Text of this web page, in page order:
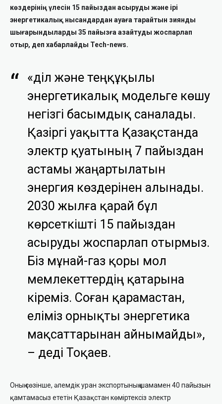
көздерінің үлесін 15 пайыздан асыруды және ірі
энергетикалық нысандардан ауаға тарайтын зиянды
шығарындыларды 35 пайызға азайтуды жоспарлап
отыр, деп хабарлайды Tech-news.
«Әділ және теңқұқылы
энергетикалық модельге көшу
негізгі басымдық саналады.
Қазіргі уақытта Қазақстанда
электр қуатының 7 пайыздан
астамы жаңартылатын
энергия көздерінен алынады.
2030 жылға қарай бұл
көрсеткішті 15 пайыздан
асыруды жоспарлап отырмыз.
Біз мұнай-газ қоры мол
мемлекеттердің қатарына
кіреміз. Соған қарамастан,
еліміз орнықты энергетика
мақсаттарынан айнымайды»,
– деді Тоқаев.
Оның сөзінше, әлемдік уран экспортының шамамен 40 пайызын
қамтамасыз ететін Қазақстан көміртексіз электр